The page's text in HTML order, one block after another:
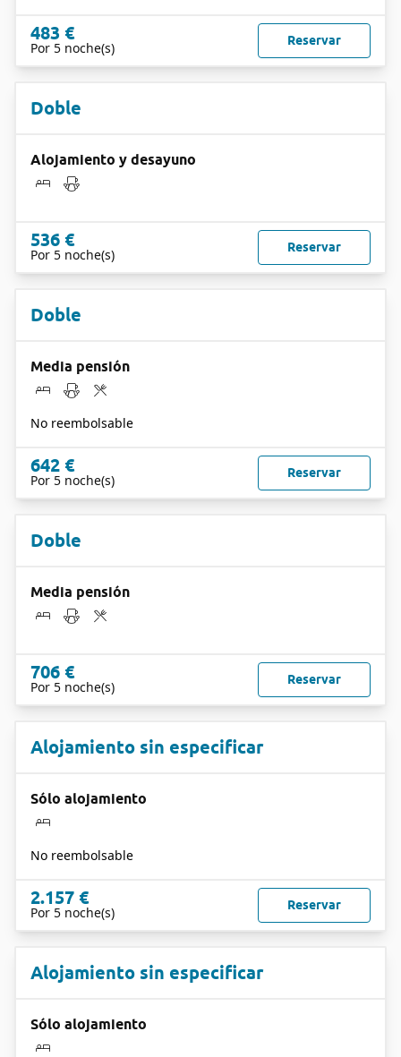
483 €
Por 5 noche(s) Reservar
Doble
Alojamiento y desayuno
536 €
Por 5 noche(s) Reservar
Doble
Media pensión
No reembolsable
642 €
Por 5 noche(s) Reservar
Doble
Media pensión
706 €
Por 5 noche(s) Reservar
Alojamiento sin especificar
Sólo alojamiento
No reembolsable
2.157 €
Por 5 noche(s) Reservar
Alojamiento sin especificar
Sólo alojamiento